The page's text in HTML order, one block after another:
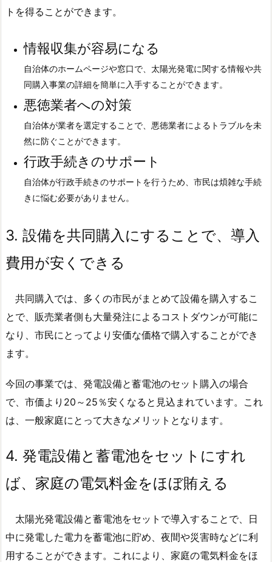
トを得ることができます。
情報収集が容易になる
自治体のホームページや窓口で、太陽光発電に関する情報や共
同購入事業の詳細を簡単に入手することができます。
悪徳業者への対策
自治体が業者を選定することで、悪徳業者によるトラブルを未
然に防ぐことができます。
行政手続きのサポート
自治体が行政手続きのサポートを行うため、市民は煩雑な手続
きに悩む必要がありません。
3. 設備を共同購入にすることで、導入
費用が安くできる
共同購入では、多くの市民がまとめて設備を購入するこ
とで、販売業者側も大量発注によるコストダウンが可能に
なり、市民にとってより安価な価格で購入することができ
ます。
今回の事業では、発電設備と蓄電池のセット購入の場合
で、市価より20～25％安くなると見込まれています。これ
は、一般家庭にとって大きなメリットとなります。
4. 発電設備と蓄電池をセットにすれ
ば、家庭の電気料金をほぼ賄える
太陽光発電設備と蓄電池をセットで導入することで、日
中に発電した電力を蓄電池に貯め、夜間や災害時などに利
用することができます。これにより、家庭の電気料金をほ